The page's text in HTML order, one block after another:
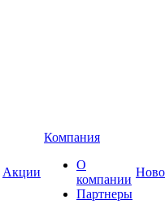
Акции
Компания
О
компании
Партнеры